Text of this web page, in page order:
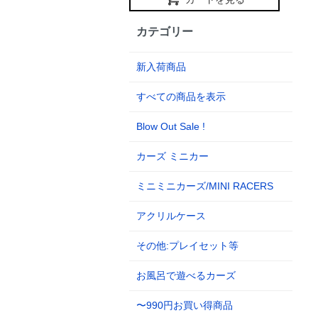
カテゴリー
新入荷商品
すべての商品を表示
Blow Out Sale !
カーズ ミニカー
ミニミニカーズ/MINI RACERS
アクリルケース
その他:プレイセット等
お風呂で遊べるカーズ
〜990円お買い得商品